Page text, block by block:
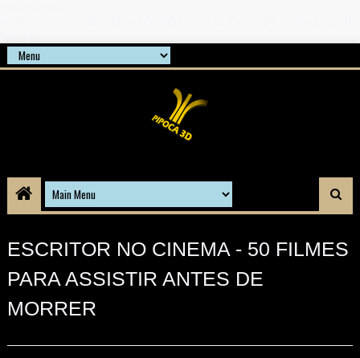
ESCRITOR NO CINEMA - 50 FILMES
PARA ASSISTIR ANTES DE
MORRER